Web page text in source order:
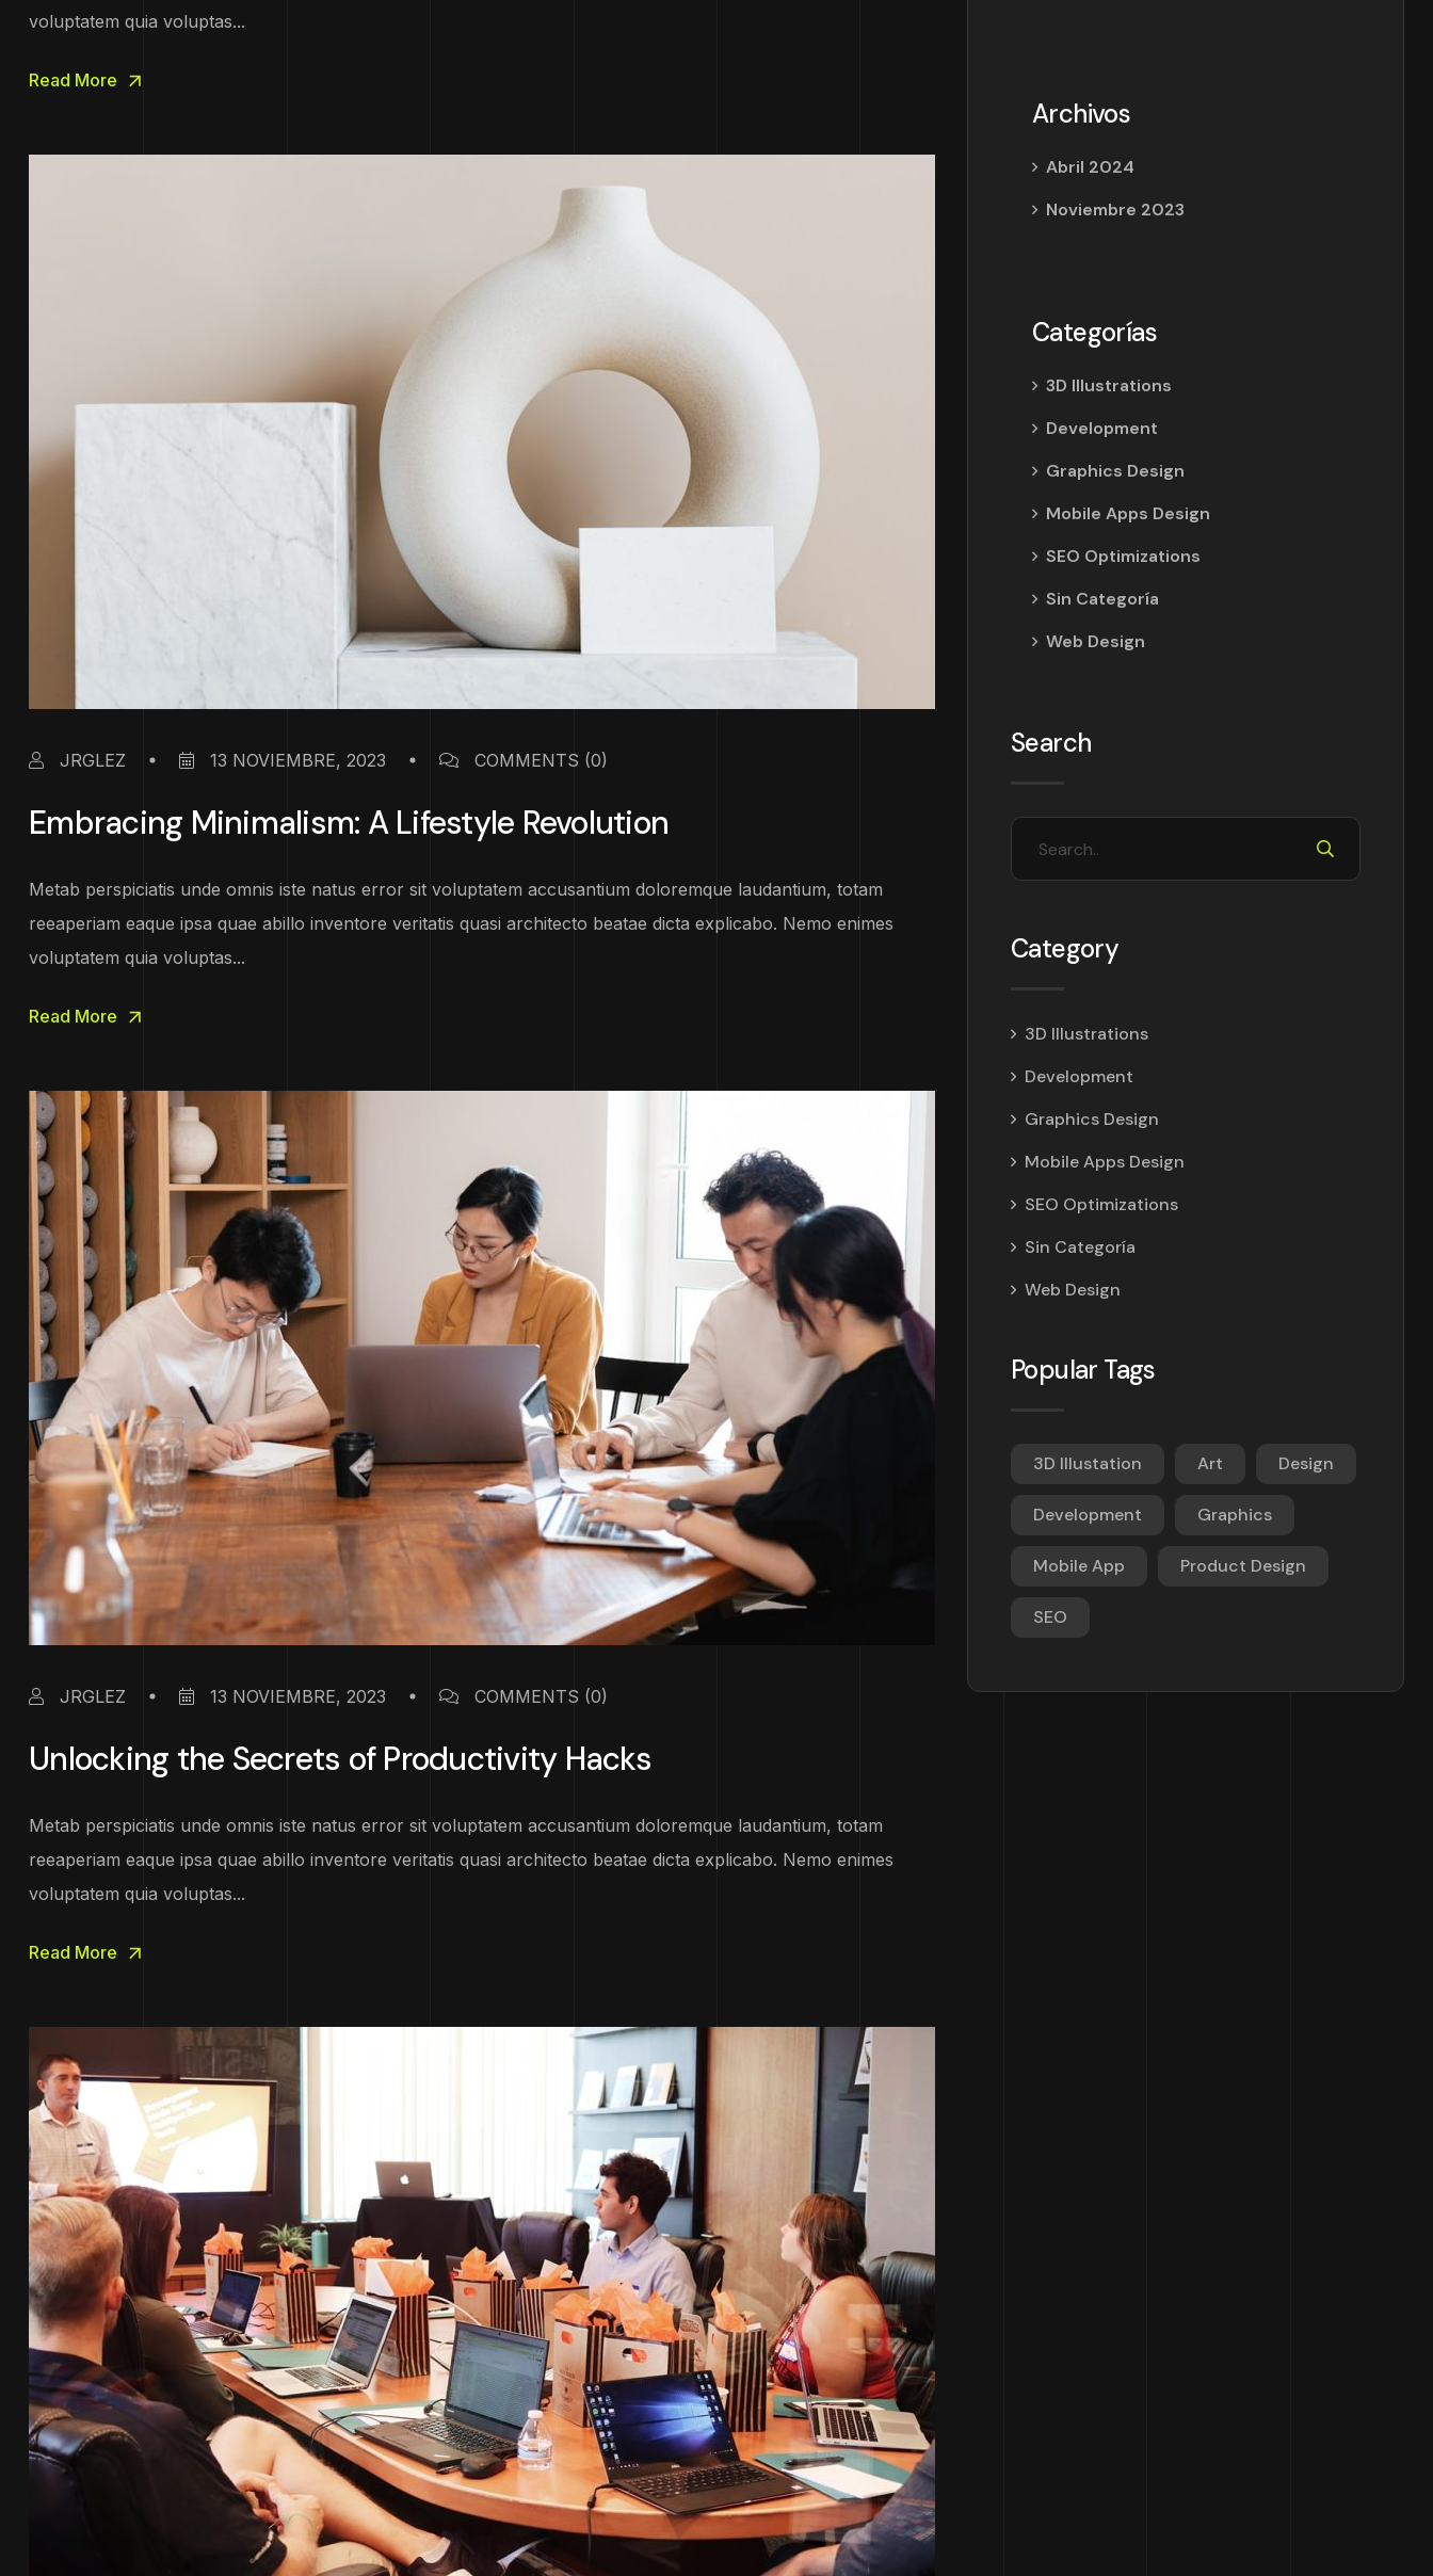
voluptatem quia voluptas...
Read More
JRGLEZ 13 NOVIEMBRE, 2023 COMMENTS (0)
Embracing Minimalism: A Lifestyle Revolution
Metab perspiciatis unde omnis iste natus error sit voluptatem accusantium doloremque laudantium, totam
reeaperiam eaque ipsa quae abillo inventore veritatis quasi architecto beatae dicta explicabo. Nemo enimes
voluptatem quia voluptas...
Read More
JRGLEZ 13 NOVIEMBRE, 2023 COMMENTS (0)
Unlocking the Secrets of Productivity Hacks
Metab perspiciatis unde omnis iste natus error sit voluptatem accusantium doloremque laudantium, totam
reeaperiam eaque ipsa quae abillo inventore veritatis quasi architecto beatae dicta explicabo. Nemo enimes
voluptatem quia voluptas...
Read More
Archivos
Abril 2024
Noviembre 2023
Categorías
3D Illustrations
Development
Graphics Design
Mobile Apps Design
SEO Optimizations
Sin Categoría
Web Design
Search
Category
3D Illustrations
Development
Graphics Design
Mobile Apps Design
SEO Optimizations
Sin Categoría
Web Design
Popular Tags
3D Illustation Art Design
Development Graphics
Mobile App Product Design
SEO